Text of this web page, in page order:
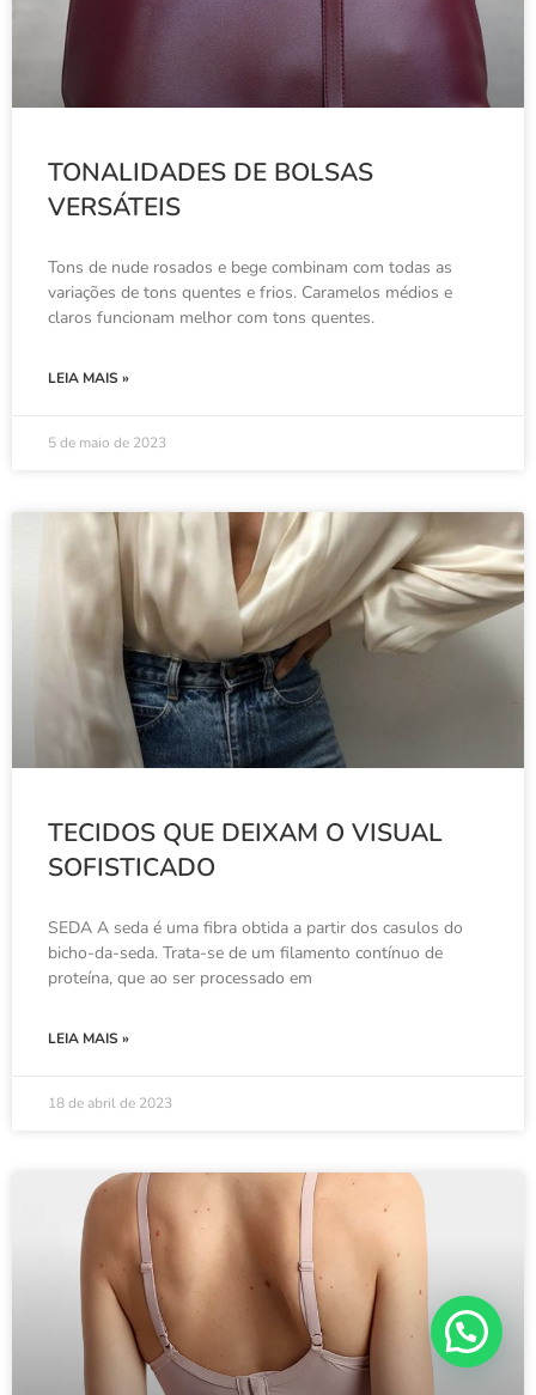
TONALIDADES DE BOLSAS
VERSÁTEIS
Tons de nude rosados e bege combinam com todas as
variações de tons quentes e frios. Caramelos médios e
claros funcionam melhor com tons quentes.
LEIA MAIS »
5 de maio de 2023
TECIDOS QUE DEIXAM O VISUAL
SOFISTICADO
SEDA A seda é uma fibra obtida a partir dos casulos do
bicho-da-seda. Trata-se de um filamento contínuo de
proteína, que ao ser processado em
LEIA MAIS »
18 de abril de 2023